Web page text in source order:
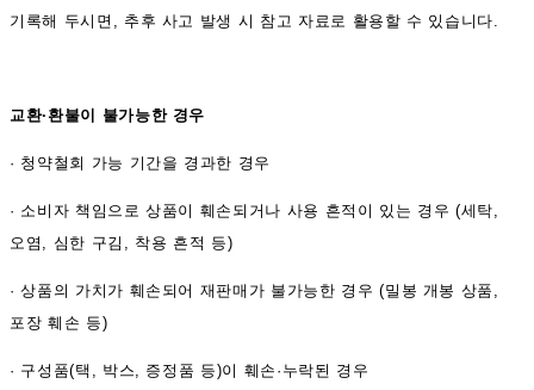
기록해 두시면, 추후 사고 발생 시 참고 자료로 활용할 수 있습니다.
교환·환불이 불가능한 경우
· 청약철회 가능 기간을 경과한 경우
· 소비자 책임으로 상품이 훼손되거나 사용 흔적이 있는 경우 (세탁,
오염, 심한 구김, 착용 흔적 등)
·상품의 가치가 훼손되어 재판매가 불가능한 경우 (밀봉 개봉 상품,
포장 훼손 등)
· 구성품(택, 박스, 증정품 등)이 훼손·누락된 경우